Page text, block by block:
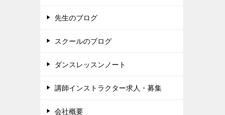
先生のブログ
スクールのブログ
ダンスレッスンノート
講師インストラクター求人・募集
会社概要